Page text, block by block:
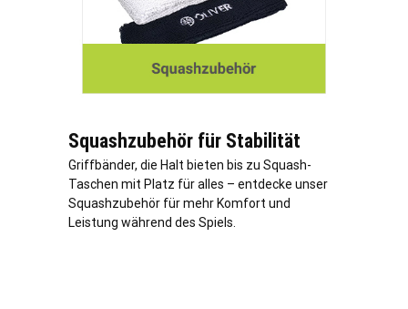
Squashzubehör für Stabilität
Griffbänder, die Halt bieten bis zu Squash-
Taschen mit Platz für alles – entdecke unser
Squashzubehör für mehr Komfort und
Leistung während des Spiels.